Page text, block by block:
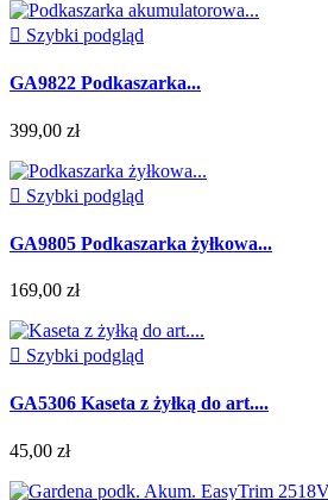
 Szybki podgląd
GA9822 Podkaszarka...
399,00 zł
 Szybki podgląd
GA9805 Podkaszarka żyłkowa...
169,00 zł
 Szybki podgląd
GA5306 Kaseta z żyłką do art....
45,00 zł